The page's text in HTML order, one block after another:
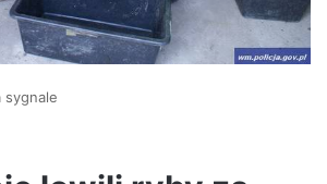
sygnale